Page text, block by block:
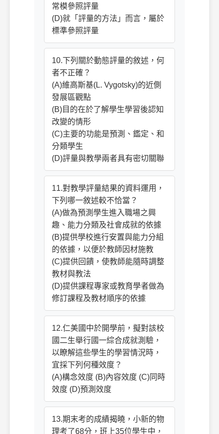
常模參照評量
(D)就「評量的方法」而言，屬於
標準參照評量
10.下列關於動態評量的敘述，何
者不正確？
(A)維高斯基(L. Vygotsky)的近側
發展區觀點
(B)目的在於了解學生學習後認知
改變的情形
(C)主要的功能是預測、鑑定、和
分類學生
(D)評量與教學兩者具有密切關聯
11.對教學評量結果的資料運用，
下列哪一敘述較不恰當？
(A)做為預測學生進入職場之興
趣、能力分類及社會成就的依據
(B)提供學校進行安置與能力分組
的依據，以便於教師因材施教
(C)提供回饋，使教師能隨時調整
教材與教法
(D)提供課程專家或教育學者做為
修訂課程及教材順序的依據
12.仁美國中於開學前，擬對該校
國二生舉行國一綜合成就測驗，
以瞭解這些學生的學習情況時，
宜採下列何種效度？
(A)構念效度 (B)內容效度 (C)同時
效度 (D)預測效度
13.期末考的成績揭曉，小新的物
理考了68分，班上35位學生中，